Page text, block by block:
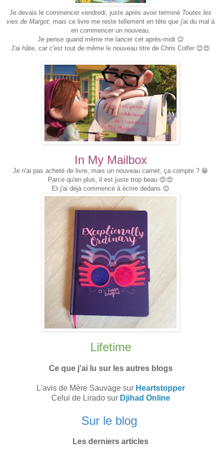
Je devais le commencer vendredi, juste après avoir terminé Toutes les
vies de Margot , mais ce livre me reste tellement en tête que j'ai du mal à
en commencer un nouveau.
Je pense quand même me lancer cet après-midi 😉
J'ai hâte, car c'est tout de même le nouveau titre de Chris Colfer 😊😍
In My Mailbox
Je n'ai pas acheté de livre, mais un nouveau carnet, ça compte ? 😁
Parce qu'en plus, il est juste trop beau 😍😍
Et j'ai déjà commencé à écrire dedans 😊
Lifetime
Ce que j'ai lu sur les autres blogs
L'avis de Mère Sauvage sur Heartstopper
Celui de Lirado sur Djihad Online
Sur le blog
Les derniers articles